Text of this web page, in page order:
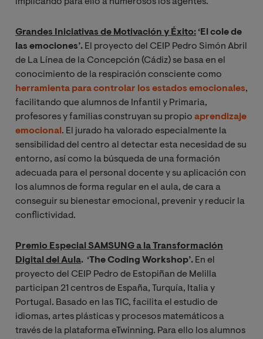
Grandes Iniciativas de Motivación y Éxito:‘El cole de
las emociones’. El proyecto del CEIP Pedro Simón Abril
de La Línea de la Concepción (Cádiz) se basa en el
conocimiento de la respiración consciente como
herramienta para controlar los estados emocionales,
facilitando que alumnos de Infantil y Primaria,
profesores y familias construyan su propio aprendizaje
emocional . El jurado ha valorado especialmente la
sensibilidad del centro al detectar esta necesidad de su
entorno, así como la búsqueda de una formación
adecuada para el personal docente y su aplicación con
los alumnos de forma regular en el aula, de cara a
conseguir su bienestar emocional, prevenir y reducir la
conflictividad.
Premio Especial SAMSUNG a la Transformación
Digital del Aula. ‘The Coding Workshop’. En el
proyecto del CEIP Pedro de Estopiñan de Melilla
participan 21 centros de España, Turquía, Italia y
Portugal. Basado en las TIC, facilita el estudio de
idiomas, artes plásticas y procesos matemáticos a
través de la plataforma eTwinning. Para ello los alumnos